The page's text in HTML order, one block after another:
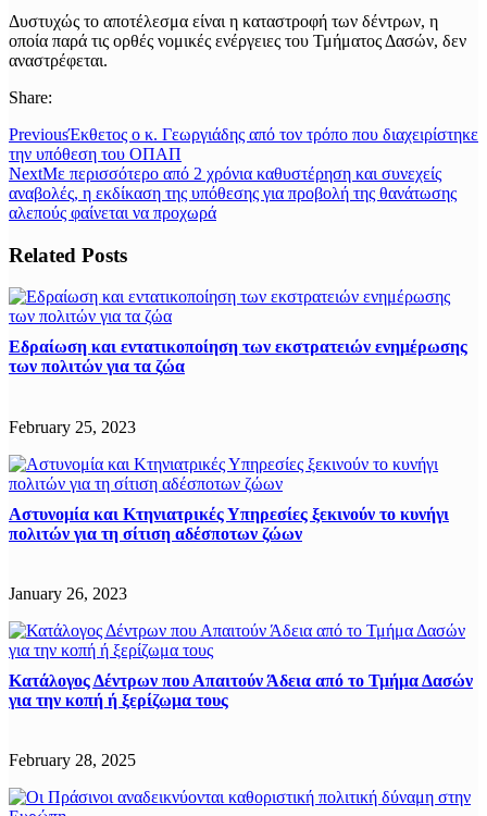
Δυστυχώς το αποτέλεσμα είναι η καταστροφή των δέντρων, η
οποία παρά τις ορθές νομικές ενέργειες του Τμήματος Δασών, δεν
αναστρέφεται.
Share:
PreviousΈκθετος ο κ. Γεωργιάδης από τον τρόπο που διαχειρίστηκε
την υπόθεση του ΟΠΑΠ
NextΜε περισσότερο από 2 χρόνια καθυστέρηση και συνεχείς
αναβολές, η εκδίκαση της υπόθεσης για προβολή της θανάτωσης
αλεπούς φαίνεται να προχωρά
Related Posts
Εδραίωση και εντατικοποίηση των εκστρατειών ενημέρωσης
των πολιτών για τα ζώα
February 25, 2023
Αστυνομία και Κτηνιατρικές Υπηρεσίες ξεκινούν το κυνήγι
πολιτών για τη σίτιση αδέσποτων ζώων
January 26, 2023
Κατάλογος Δέντρων που Απαιτούν Άδεια από το Τμήμα Δασών
για την κοπή ή ξερίζωμα τους
February 28, 2025